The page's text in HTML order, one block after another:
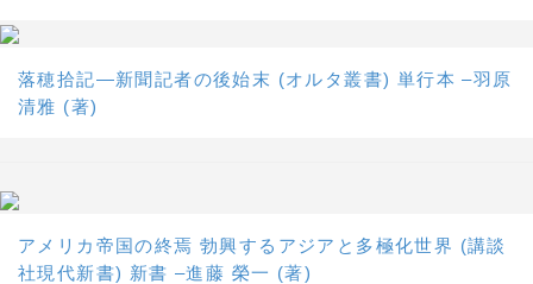
落穂拾記―新聞記者の後始末 (オルタ叢書) 単行本 –羽原
清雅 (著)
アメリカ帝国の終焉 勃興するアジアと多極化世界 (講談
社現代新書) 新書 –進藤 榮一 (著)